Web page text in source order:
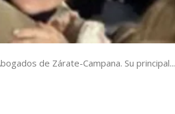
de Zárate-Campana. Su principal...